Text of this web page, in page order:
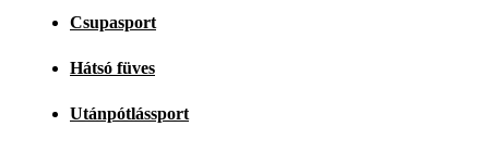
Csupasport
Hátsó füves
Utánpótlássport